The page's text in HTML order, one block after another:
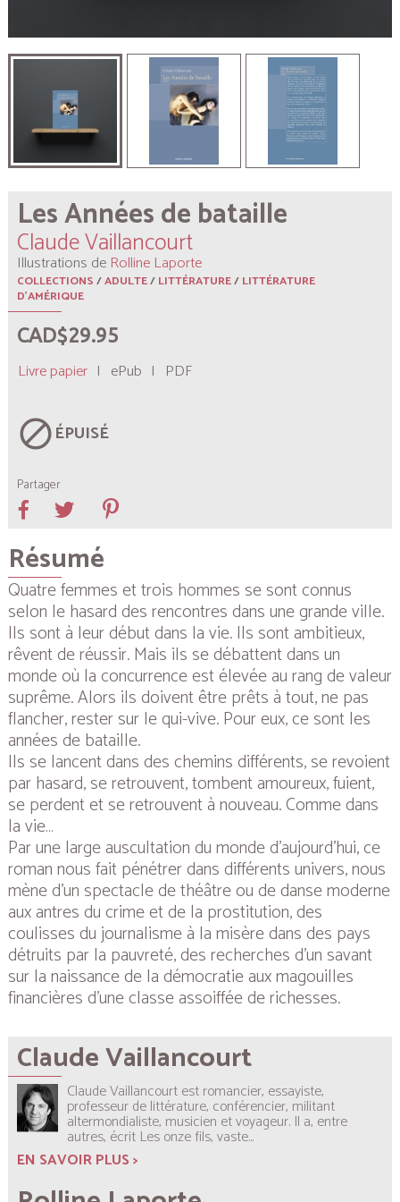
Les Années de bataille
Claude Vaillancourt
Illustrations de Rolline Laporte
COLLECTIONS/ADULTE/LITTÉRATURE/LITTÉRATURE
D'AMÉRIQUE
CAD$29.95
Livre papier | ePub | PDF
blockÉPUISÉ
Partager
Résumé
Quatre femmes et trois hommes se sont connus
selon le hasard des rencontres dans une grande ville.
Ils sont à leur début dans la vie. Ils sont ambitieux,
rêvent de réussir. Mais ils se débattent dans un
monde où la concurrence est élevée au rang de valeur
suprême. Alors ils doivent être prêts à tout, ne pas
flancher, rester sur le qui-vive. Pour eux, ce sont les
années de bataille.
Ils se lancent dans des chemins différents, se revoient
par hasard, se retrouvent, tombent amoureux, fuient,
se perdent et se retrouvent à nouveau. Comme dans
la vie…
Par une large auscultation du monde d’aujourd’hui, ce
roman nous fait pénétrer dans différents univers, nous
mène d’un spectacle de théâtre ou de danse moderne
aux antres du crime et de la prostitution, des
coulisses du journalisme à la misère dans des pays
détruits par la pauvreté, des recherches d’un savant
sur la naissance de la démocratie aux magouilles
financières d’une classe assoiffée de richesses.
Claude Vaillancourt
Claude Vaillancourt est romancier, essayiste,
professeur de littérature, conférencier, militant
altermondialiste, musicien et voyageur. Il a, entre
autres, écrit Les onze fils, vaste...
EN SAVOIR PLUS >